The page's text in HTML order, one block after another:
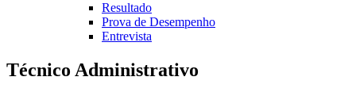
Resultado
Prova de Desempenho
Entrevista
Técnico Administrativo